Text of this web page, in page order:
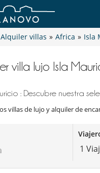
Alquiler villas » Africa » Isla
villa lujo Isla
: Descubre nuestra
villas de lujo y alquiler de
1